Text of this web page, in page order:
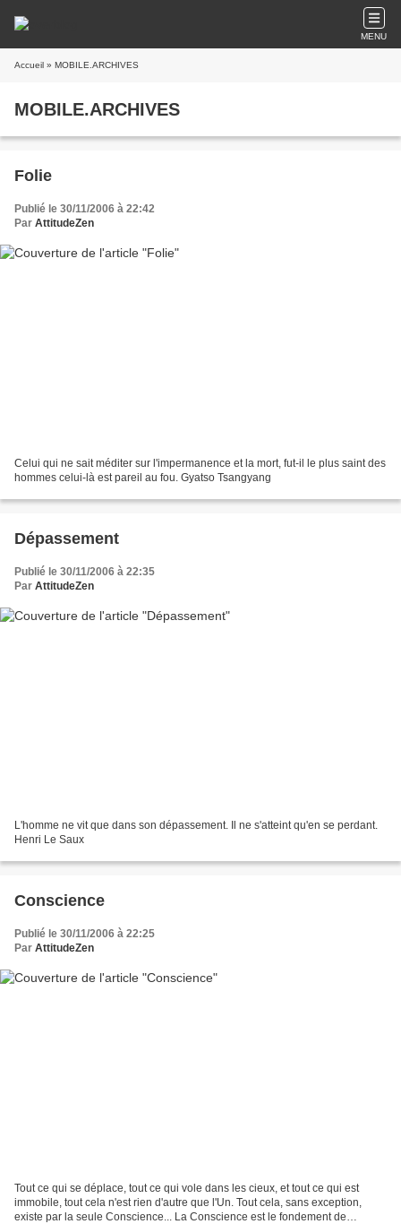
MENU
Accueil » MOBILE.ARCHIVES
MOBILE.ARCHIVES
Folie
Publié le 30/11/2006 à 22:42
Par AttitudeZen
Celui qui ne sait méditer sur l'impermanence et la mort, fut-il le plus saint des
hommes celui-là est pareil au fou. Gyatso Tsangyang
Dépassement
Publié le 30/11/2006 à 22:35
Par AttitudeZen
L'homme ne vit que dans son dépassement. Il ne s'atteint qu'en se perdant.
Henri Le Saux
Conscience
Publié le 30/11/2006 à 22:25
Par AttitudeZen
Tout ce qui se déplace, tout ce qui vole dans les cieux, et tout ce qui est
immobile, tout cela n'est rien d'autre que l'Un. Tout cela, sans exception,
existe par la seule Conscience... La Conscience est le fondement de